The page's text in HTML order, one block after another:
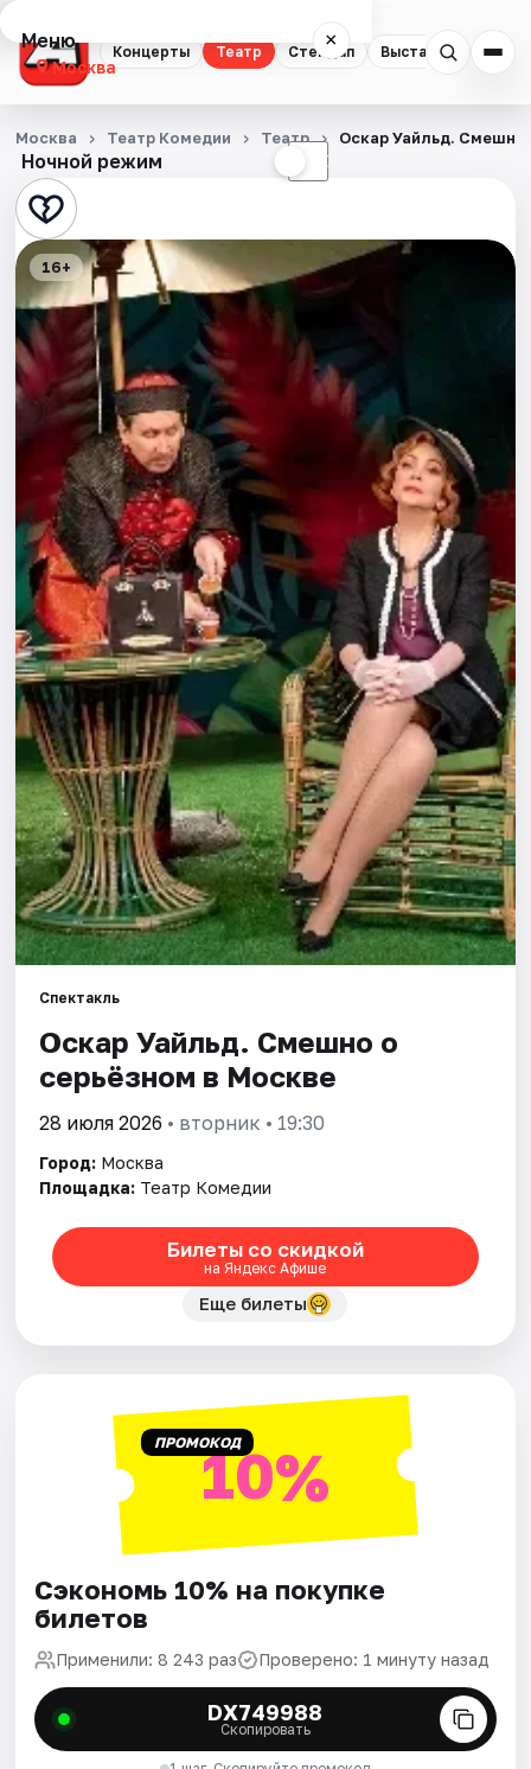
Концерты Театр Стендап Выставки
Меню ×
Москва
Концерты
Театр
Стендап
Выставки
Квесты
Экскурсии
Спорт
События
Города
Площадки
Артисты
Рейтинги
Ночной режим ☾
Москва Театр Комедии Театр Оскар Уайльд. Смешно
16+
Спектакль
Оскар Уайльд. Смешно о
серьёзном в Москве
28 июля 2026 • вторник • 19:30
Город: Москва
Площадка: Театр Комедии
Билеты со скидкой
на Яндекс Афише
Еще билеты
ПРОМОКОД10%
Сэкономь 10% на покупке
билетов
Применили: 8 243 раз Проверено: 1 минуту назад
DX749988
Скопировать